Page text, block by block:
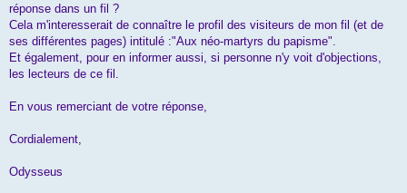
réponse dans un fil ?
Cela m'interesserait de connaître le profil des visiteurs de mon fil (et de
ses différentes pages) intitulé :"Aux néo-martyrs du papisme".
Et également, pour en informer aussi, si personne n'y voit d'objections,
les lecteurs de ce fil.
En vous remerciant de votre réponse,
Cordialement,
Odysseus